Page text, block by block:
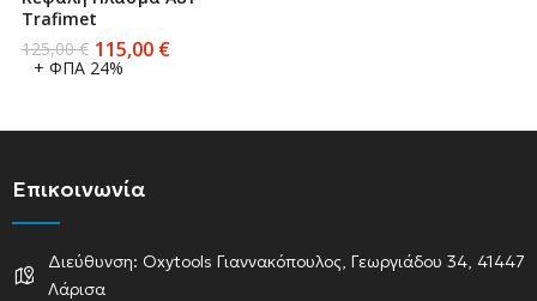
Trafimet
125,00€ 115,00 €
+ ΦΠΑ 24%
Επικοινωνία
Διεύθυνση: Oxytools Γιαννακόπουλος, Γεωργιάδου 34, 41447
Λάρισα